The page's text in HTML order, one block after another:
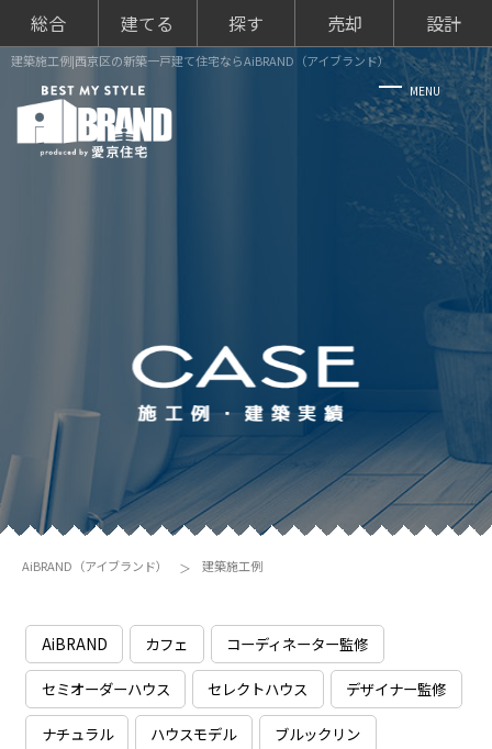
総合 建てる 探す 売却 設計
建築施工例|西京区の新築一戸建て住宅ならAiBRAND（アイブランド）
AiBRAND（アイブランド） 建築施工例
AiBRAND カフェ コーディネーター監修
セミオーダーハウス セレクトハウス デザイナー監修
ナチュラル ハウスモデル ブルックリン